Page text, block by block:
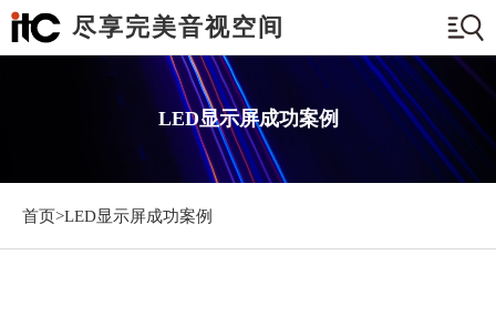
尽享完美音视空间
LED显示屏成功案例
首页>LED显示屏成功案例